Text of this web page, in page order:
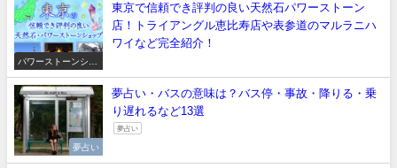
パワーストーンショ
ップ
東京で信頼でき評判の良い天然石パワーストーン
店！トライアングル恵比寿店や表参道のマルラニハ
ワイなど完全紹介！
夢占い
夢占い・バスの意味は？バス停・事故・降りる・乗
り遅れるなど13選
夢占い